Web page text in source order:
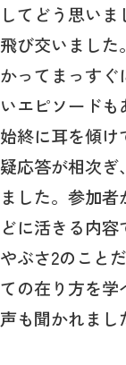
してどう思い
飛び交いました
かってまっすぐ
いエピソード
始終に耳を傾
疑応答が相次ぎ
ました。参加
どに活きる内
やぶさ2のこと
ての在り方を学
声も聞かれまし